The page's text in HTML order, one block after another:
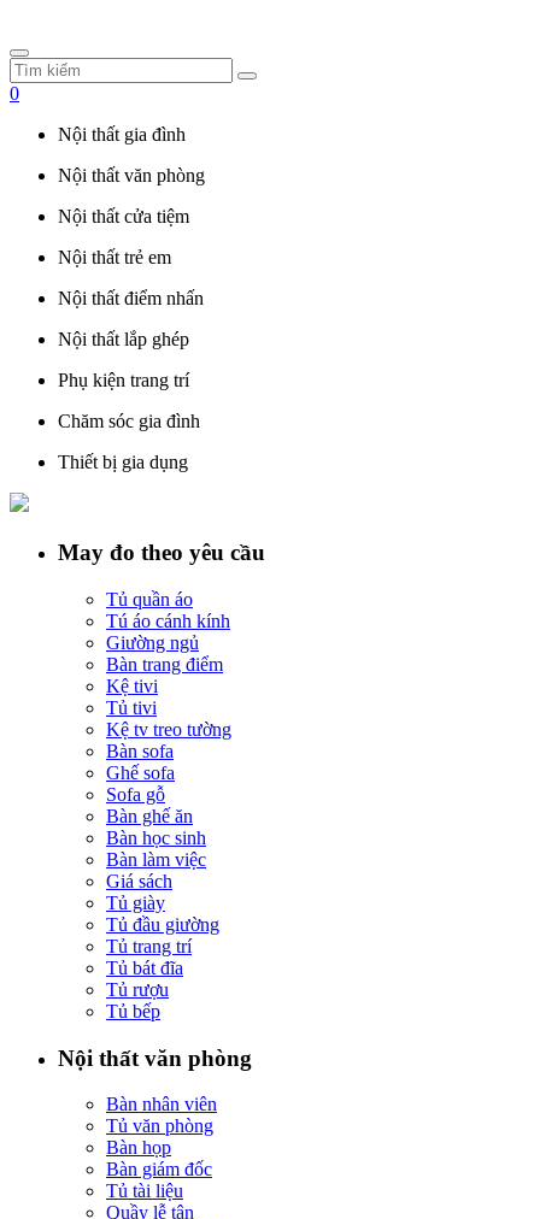
0
Nội thất gia đình
Nội thất văn phòng
Nội thất cửa tiệm
Nội thất trẻ em
Nội thất điểm nhấn
Nội thất lắp ghép
Phụ kiện trang trí
Chăm sóc gia đình
Thiết bị gia dụng
May đo theo yêu cầu
Tủ quần áo
Tú áo cánh kính
Giường ngủ
Bàn trang điểm
Kệ tivi
Tủ tivi
Kệ tv treo tường
Bàn sofa
Ghế sofa
Sofa gỗ
Bàn ghế ăn
Bàn học sinh
Bàn làm việc
Giá sách
Tủ giày
Tủ đầu giường
Tủ trang trí
Tủ bát đĩa
Tủ rượu
Tủ bếp
Nội thất văn phòng
Bàn nhân viên
Tủ văn phòng
Bàn họp
Bàn giám đốc
Tủ tài liệu
Quầy lễ tân